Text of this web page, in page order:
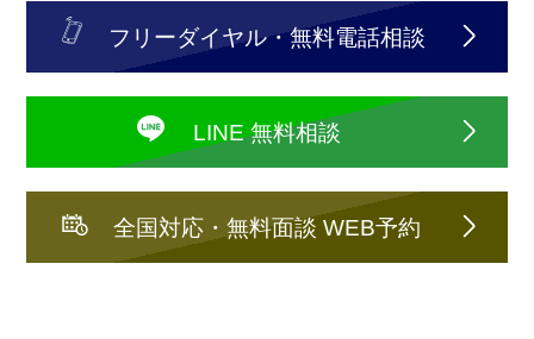
フリーダイヤル・無料電話相談
LINE 無料相談
全国対応・無料面談 WEB予約